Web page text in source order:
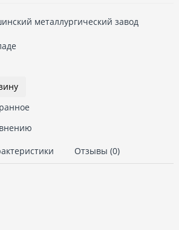
металлургический завод
Отзывы (0)